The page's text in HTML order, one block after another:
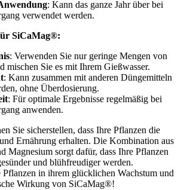
: Kann das ganze Jahr über bei
verwendet werden.
SiCaMag®:
: Verwenden Sie nur geringe Mengen von
mischen Sie es mit Ihrem Gießwasser.
: Kann zusammen mit anderen Düngemitteln
ohne Überdosierung.
: Für optimale Ergebnisse regelmäßig bei
anwenden.
Sie sicherstellen, dass Ihre Pflanzen die
Ernährung erhalten. Die Kombination aus
Magnesium sorgt dafür, dass Ihre Pflanzen
und blühfreudiger werden.
Pflanzen in ihrem glücklichen Wachstum und
Wirkung von SiCaMag®!